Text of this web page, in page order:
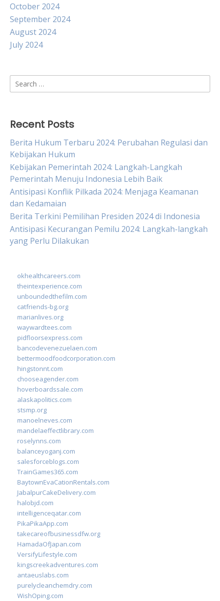
October 2024
September 2024
August 2024
July 2024
Search
for:
Recent Posts
Berita Hukum Terbaru 2024: Perubahan Regulasi dan
Kebijakan Hukum
Kebijakan Pemerintah 2024: Langkah-Langkah
Pemerintah Menuju Indonesia Lebih Baik
Antisipasi Konflik Pilkada 2024: Menjaga Keamanan
dan Kedamaian
Berita Terkini Pemilihan Presiden 2024 di Indonesia
Antisipasi Kecurangan Pemilu 2024: Langkah-langkah
yang Perlu Dilakukan
okhealthcareers.com
theintexperience.com
unboundedthefilm.com
catfriends-bg.org
marianlives.org
waywardtees.com
pidfloorsexpress.com
bancodevenezuelaen.com
bettermoodfoodcorporation.com
hingstonnt.com
chooseagender.com
hoverboardssale.com
alaskapolitics.com
stsmp.org
manoelneves.com
mandelaeffectlibrary.com
roselynns.com
balanceyoganj.com
salesforceblogs.com
TrainGames365.com
BaytownEvaCationRentals.com
JabalpurCakeDelivery.com
halobjd.com
intelligenceqatar.com
PikaPikaApp.com
takecareofbusinessdfw.org
HamadaOfJapan.com
VersifyLifestyle.com
kingscreekadventures.com
antaeuslabs.com
purelycleanchemdry.com
WishOping.com